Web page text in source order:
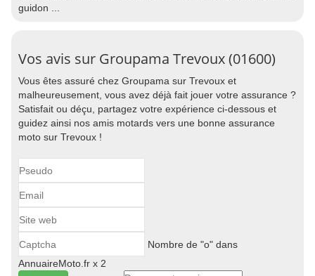
guidon ...
Vos avis sur Groupama Trevoux (01600)
Vous êtes assuré chez Groupama sur Trevoux et
malheureusement, vous avez déjà fait jouer votre assurance ?
Satisfait ou déçu, partagez votre expérience ci-dessous et
guidez ainsi nos amis motards vers une bonne assurance
moto sur Trevoux !
Nombre de "o" dans
AnnuaireMoto.fr x 2